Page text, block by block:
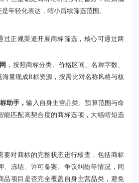
年轻化表达，缩小后续筛选范围。
过正规渠道开展商标筛选，核心可通过两
，按照商标分类、价格区间、名称字数、
量现成R标资源，按需比对名称风格与核
助手，输入自身主营品类、预算范围与命
能匹配高契合度的商标选项，大幅缩短选
要对商标的完整状态进行核查，包括商标
、冻结、许可备案、争议纠纷等情况，同
品项目是否完全覆盖自身主营品类，避免